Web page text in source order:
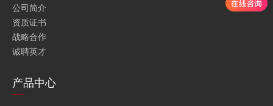
公司简介
资质证书
战略合作
诚聘英才
产品中心